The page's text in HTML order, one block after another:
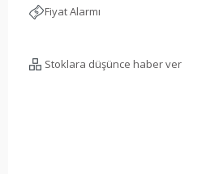
Fiyat Alarmı
Stoklara düşünce haber ver